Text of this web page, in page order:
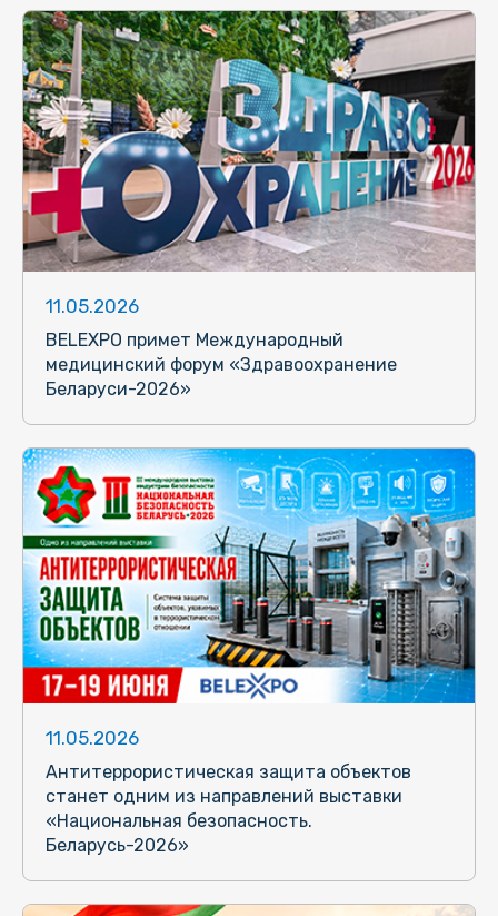
11.05.2026
BELEXPO примет Международный
медицинский форум «Здравоохранение
Беларуси-2026»
11.05.2026
Антитеррористическая защита объектов
станет одним из направлений выставки
«Национальная безопасность.
Беларусь-2026»